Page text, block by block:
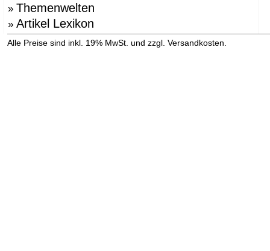
» Themenwelten
» Artikel Lexikon
Alle Preise sind inkl. 19% MwSt. und zzgl. Versandkosten.